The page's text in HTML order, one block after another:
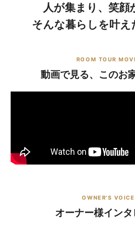
人が集まり、笑顔
そんな暮らしを叶え
ROOM TOUR
動画で見る、このお
OWNER'S VOICE
オーナー様インタ